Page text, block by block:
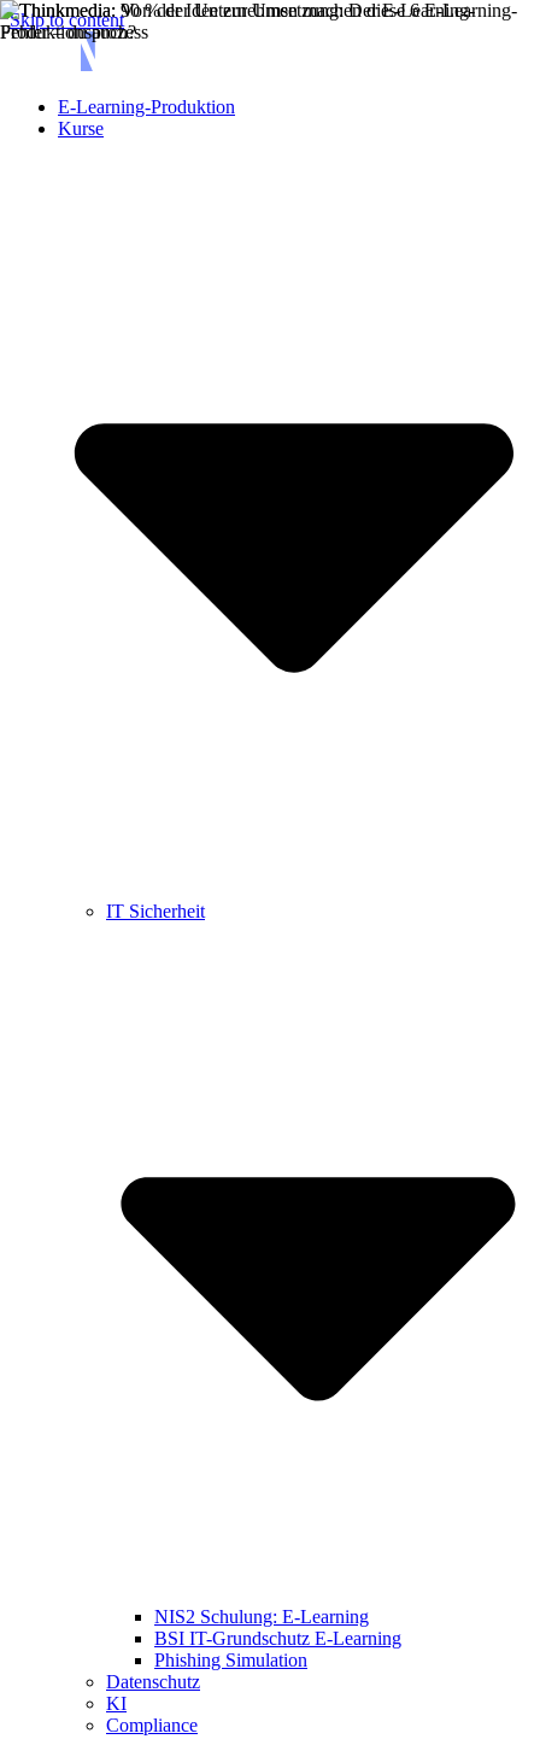
Skip to content
E-Learning-Produktion
Kurse
IT Sicherheit
NIS2 Schulung: E-Learning
BSI IT-Grundschutz E-Learning
Phishing Simulation
Datenschutz
KI
Compliance